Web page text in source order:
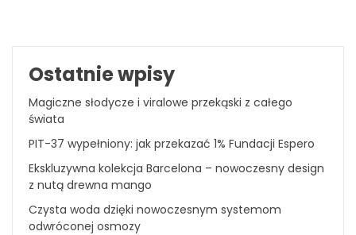
Ostatnie wpisy
Magiczne słodycze i viralowe przekąski z całego
świata
PIT-37 wypełniony: jak przekazać 1% Fundacji Espero
Ekskluzywna kolekcja Barcelona – nowoczesny design
z nutą drewna mango
Czysta woda dzięki nowoczesnym systemom
odwróconej osmozy